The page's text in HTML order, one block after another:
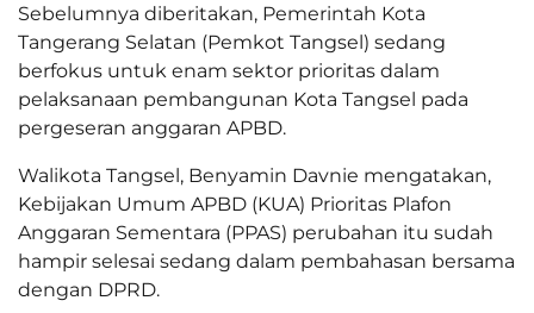
Sebelumnya diberitakan, Pemerintah Kota
Tangerang Selatan (Pemkot Tangsel) sedang
berfokus untuk enam sektor prioritas dalam
pelaksanaan pembangunan Kota Tangsel pada
pergeseran anggaran APBD.
Walikota Tangsel, Benyamin Davnie mengatakan,
Kebijakan Umum APBD (KUA) Prioritas Plafon
Anggaran Sementara (PPAS) perubahan itu sudah
hampir selesai sedang dalam pembahasan bersama
dengan DPRD.